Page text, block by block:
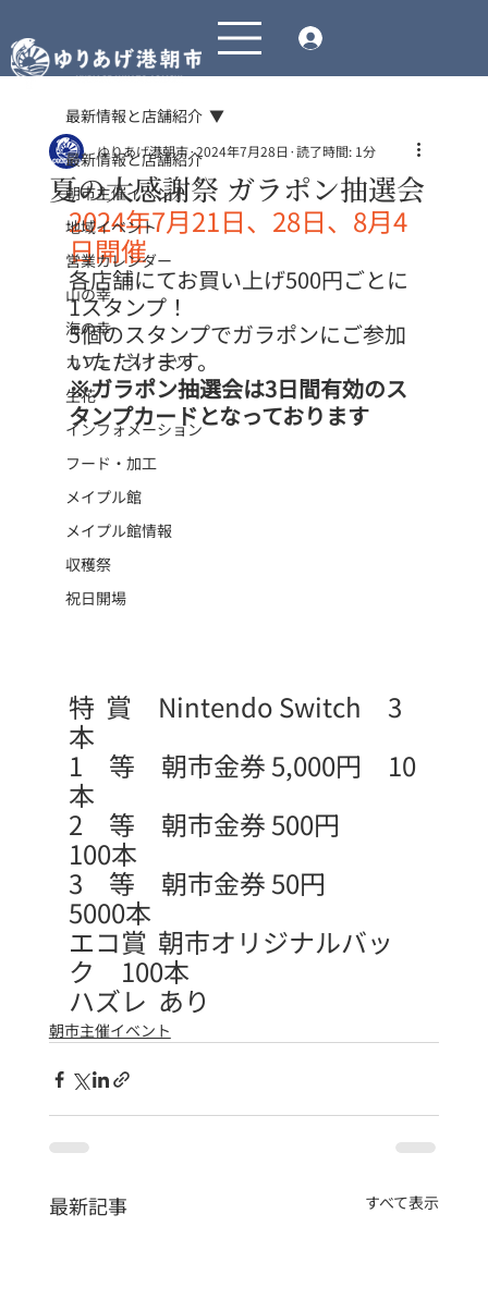
最新情報と店舗紹介
朝市主催イベント
地域イベント
営業カレンダー
山の幸
海の幸
カフェ・スイーツ
生花
インフォメーション
フード・加工
メイプル館
メイプル館情報
収穫祭
祝日開場
最新情報と店舗紹介
夏の大感謝祭 ガラポン抽選会
ゆりあげ港朝市 2024年7月28日 読了時間: 1分
2024年7月21日、28日、8月4
日開催
各店舗にてお買い上げ500円ごとに
1スタンプ！
5個のスタンプでガラポンにご参加
いただけます。
※ガラポン抽選会は3日間有効のス
タンプカードとなっております
特  賞　Nintendo Switch　3
本
1　等　朝市金券 5,000円　10
本
2　等　朝市金券 500円
100本
3　等　朝市金券 50円
5000本
エコ賞  朝市オリジナルバッ
ク　100本
ハズレ  あり
朝市主催イベント
最新記事 すべて表示